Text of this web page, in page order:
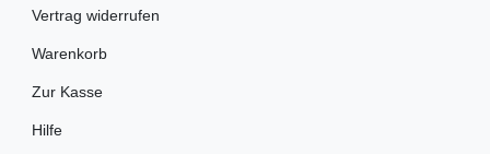
Vertrag widerrufen
Warenkorb
Zur Kasse
Hilfe